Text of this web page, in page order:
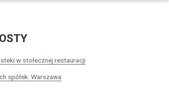
w stołecznej restauracji
spółek. Warszawa